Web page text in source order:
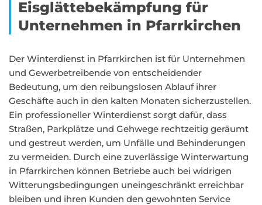
Eisglättebekämpfung für
Unternehmen in Pfarrkirchen
Der Winterdienst in Pfarrkirchen ist für Unternehmen
und Gewerbetreibende von entscheidender
Bedeutung, um den reibungslosen Ablauf ihrer
Geschäfte auch in den kalten Monaten sicherzustellen.
Ein professioneller Winterdienst sorgt dafür, dass
Straßen, Parkplätze und Gehwege rechtzeitig geräumt
und gestreut werden, um Unfälle und Behinderungen
zu vermeiden. Durch eine zuverlässige Winterwartung
in Pfarrkirchen können Betriebe auch bei widrigen
Witterungsbedingungen uneingeschränkt erreichbar
bleiben und ihren Kunden den gewohnten Service